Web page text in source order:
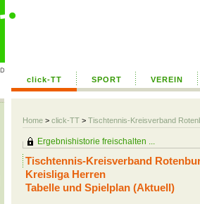
click-TT SPORT VEREIN
Home > click-TT > Tischtennis-Kreisverband
Ergebnishistorie freischalten ...
Tischtennis-Kreisverband
Kreisliga Herren
Tabelle und Spielplan (Aktuell)